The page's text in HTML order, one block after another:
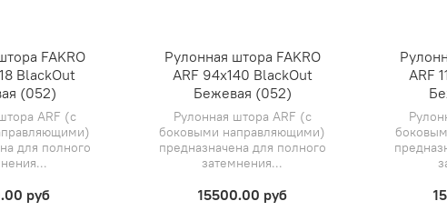
FAKRO
BlackOut
(052)
ARF (с
для полного
руб
Рулонная штора FAKRO
ARF 94х140 BlackOut
Бежевая (052)
Рулонная штора ARF (с
боковыми направляющими)
предназначена для полного
затемнения...
15500.00 руб
ARF